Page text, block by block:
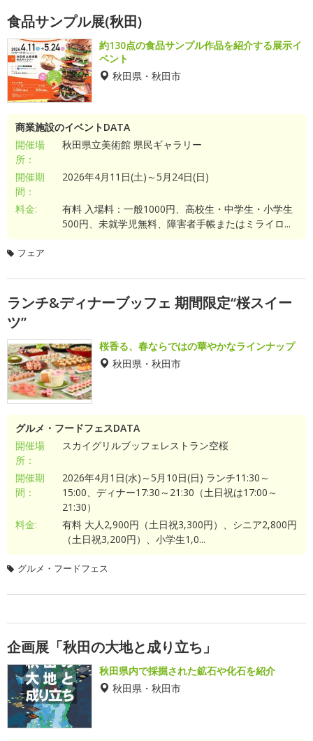
食品サンプル展(秋田)
約130点の食品サンプル作品を紹介する展示イ
ベント
秋田県・秋田市
商業施設のイベントDATA
開催場
所：
秋田県立美術館 県民ギャラリー
開催期
間：
2026年4月11日(土)～5月24日(日)
料金:
有料 入場料：一般1000円、高校生・中学生・小学生
500円、未就学児無料、障害者手帳またはミライロ...
フェア
ランチ&ディナーブッフェ 期間限定“桜スイー
ツ”
桜香る、春ならではの華やかなラインナップ
秋田県・秋田市
グルメ・フードフェスDATA
開催場
所：
スカイグリルブッフェレストラン空桜
開催期
間：
2026年4月1日(水)～5月10日(日) ランチ11:30～
15:00、ディナー17:30～21:30（土日祝は17:00～
21:30）
料金:
有料 大人2,900円（土日祝3,300円）、シニア2,800円
（土日祝3,200円）、小学生1,0...
グルメ・フードフェス
企画展「秋田の大地と成り立ち」
秋田県内で採掘された鉱石や化石を紹介
秋田県・秋田市